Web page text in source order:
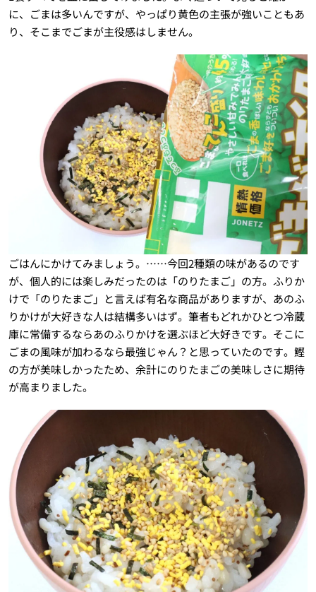
に、ごまは多いんですが、やっぱり黄色の主張が強いこともあ
り、そこまでごまが主役感はしません。
ごはんにかけてみましょう。……今回2種類の味があるのです
が、個人的には楽しみだったのは「のりたまご」の方。ふりか
けで「のりたまご」と言えば有名な商品がありますが、あのふ
りかけが大好きな人は結構多いはず。筆者もどれかひとつ冷蔵
庫に常備するならあのふりかけを選ぶほど大好きです。そこに
ごまの風味が加わるなら最強じゃん？と思っていたのです。鰹
の方が美味しかったため、余計にのりたまごの美味しさに期待
が高まりました。